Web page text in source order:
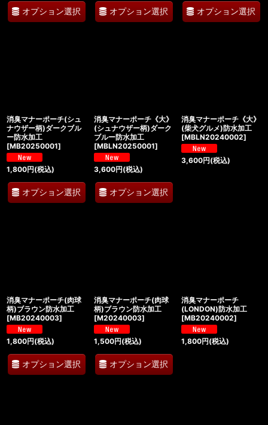
オプション選択 オプション選択 オプション選択
消臭マナーポーチ(シュ
ナウザー柄)ダークブル
ー防水加工
[MB20250001]
1,800円(税込)
オプション選択
消臭マナーポーチ《大》
(シュナウザー柄)ダーク
ブルー防水加工
[MBLN20250001]
3,600円(税込)
オプション選択
消臭マナーポーチ《大》
(柴犬グルメ)防水加工
[MBLN20240002]
3,600円(税込)
消臭マナーポーチ(肉球
柄)ブラウン防水加工
[MB20240003]
1,800円(税込)
オプション選択
消臭マナーポーチ(肉球
柄)ブラウン防水加工
[M20240003]
1,500円(税込)
オプション選択
消臭マナーポーチ
(LONDON)防水加工
[MB20240002]
1,800円(税込)